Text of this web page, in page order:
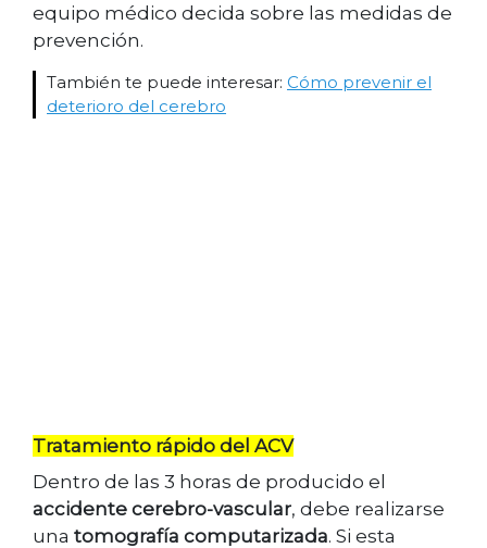
equipo médico decida sobre las medidas de
prevención.
También te puede interesar: Cómo prevenir el
deterioro del cerebro
Tratamiento rápido del ACV
Dentro de las 3 horas de producido el
accidente cerebro-vascular, debe realizarse
una tomografía computarizada. Si esta